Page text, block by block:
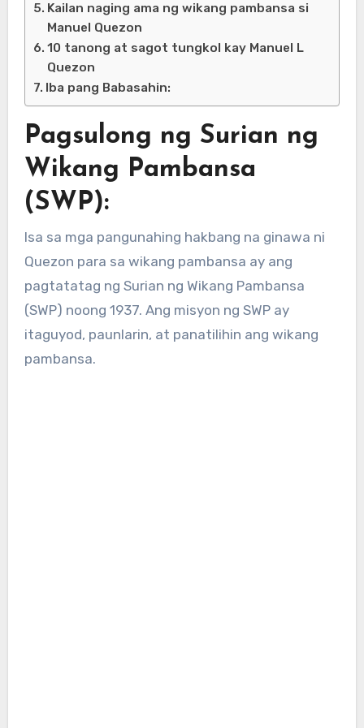
Kailan naging ama ng wikang pambansa si
Manuel Quezon
10 tanong at sagot tungkol kay Manuel L
Quezon
Iba pang Babasahin:
Pagsulong ng Surian ng
Wikang Pambansa
(SWP):
Isa sa mga pangunahing hakbang na ginawa ni
Quezon para sa wikang pambansa ay ang
pagtatatag ng Surian ng Wikang Pambansa
(SWP) noong 1937. Ang misyon ng SWP ay
itaguyod, paunlarin, at panatilihin ang wikang
pambansa.